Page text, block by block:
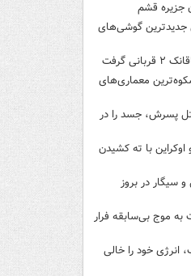
جزیره قشم
گوشی‌های
گرفت
معماری‌های
پسرش، جسد را در
با ته کشیدن
سیگار در بروز
به موج بی‌سابقه فرار
انرژی خود را خالی